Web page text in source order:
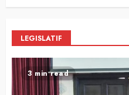
LEGISLATIF
2 min read